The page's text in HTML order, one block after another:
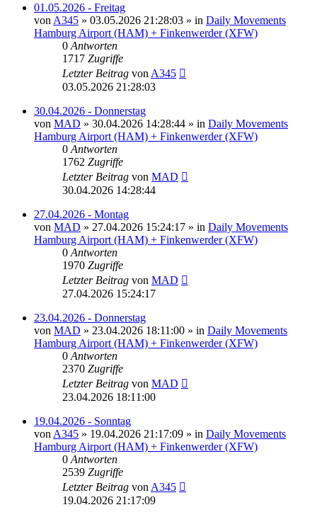
01.05.2026 - Freitag
von A345 » 03.05.2026 21:28:03 » in Daily Movements
Hamburg Airport (HAM) + Finkenwerder (XFW)
0 Antworten
1717 Zugriffe
Letzter Beitrag von A345
03.05.2026 21:28:03
30.04.2026 - Donnerstag
von MAD » 30.04.2026 14:28:44 » in Daily Movements
Hamburg Airport (HAM) + Finkenwerder (XFW)
0 Antworten
1762 Zugriffe
Letzter Beitrag von MAD
30.04.2026 14:28:44
27.04.2026 - Montag
von MAD » 27.04.2026 15:24:17 » in Daily Movements
Hamburg Airport (HAM) + Finkenwerder (XFW)
0 Antworten
1970 Zugriffe
Letzter Beitrag von MAD
27.04.2026 15:24:17
23.04.2026 - Donnerstag
von MAD » 23.04.2026 18:11:00 » in Daily Movements
Hamburg Airport (HAM) + Finkenwerder (XFW)
0 Antworten
2370 Zugriffe
Letzter Beitrag von MAD
23.04.2026 18:11:00
19.04.2026 - Sonntag
von A345 » 19.04.2026 21:17:09 » in Daily Movements
Hamburg Airport (HAM) + Finkenwerder (XFW)
0 Antworten
2539 Zugriffe
Letzter Beitrag von A345
19.04.2026 21:17:09